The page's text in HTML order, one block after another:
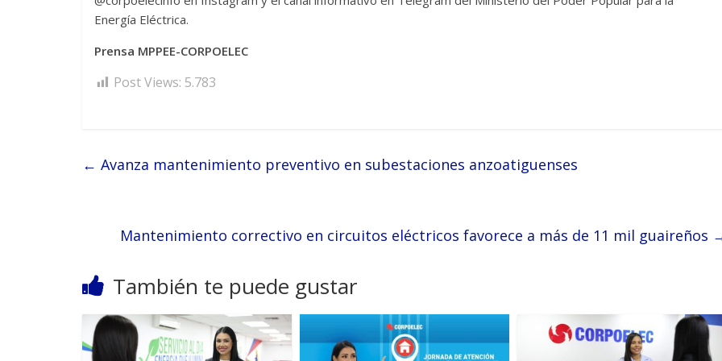
Energía Eléctrica.
Prensa MPPEE-CORPOELEC
Post Views: 5.783
← Avanza mantenimiento preventivo en subestaciones anzoatiguenses
Mantenimiento correctivo en circuitos eléctricos favorece a más de 11 mil guaireños
También te puede gustar